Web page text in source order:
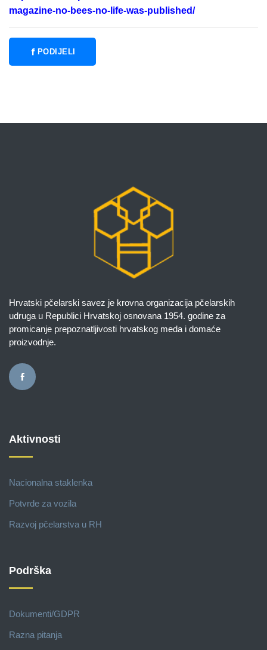
magazine-no-bees-no-life-was-published/
PODIJELI
Hrvatski pčelarski savez je krovna organizacija pčelarskih
udruga u Republici Hrvatskoj osnovana 1954. godine za
promicanje prepoznatljivosti hrvatskog meda i domaće
proizvodnje.
Aktivnosti
Nacionalna staklenka
Potvrde za vozila
Razvoj pčelarstva u RH
Podrška
Dokumenti/GDPR
Razna pitanja